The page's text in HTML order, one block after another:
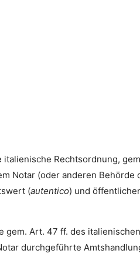
italienische Rechtsordnung,
Notar (oder anderen Behörde
(autentico) und
gem. Art. 47 ff. des italienischen
durchgeführte